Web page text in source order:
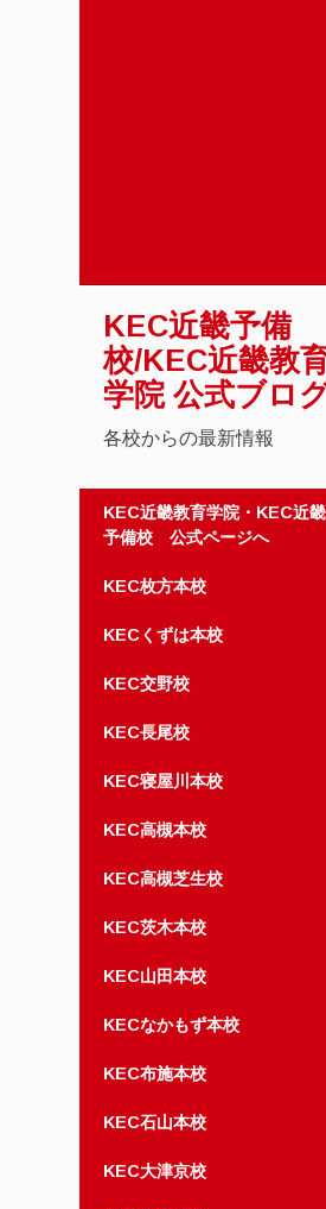
KEC近畿予備
校/KEC近畿教
学院 公式ブロ
各校からの最新情報
コンテンツへスキップ
KEC近畿教育学院・KEC近畿
予備校 公式ページへ
KEC枚方本校
KECくずは本校
KEC交野校
KEC長尾校
KEC寝屋川本校
KEC高槻本校
KEC高槻芝生校
KEC茨木本校
KEC山田本校
KECなかもず本校
KEC布施本校
KEC石山本校
KEC大津京校